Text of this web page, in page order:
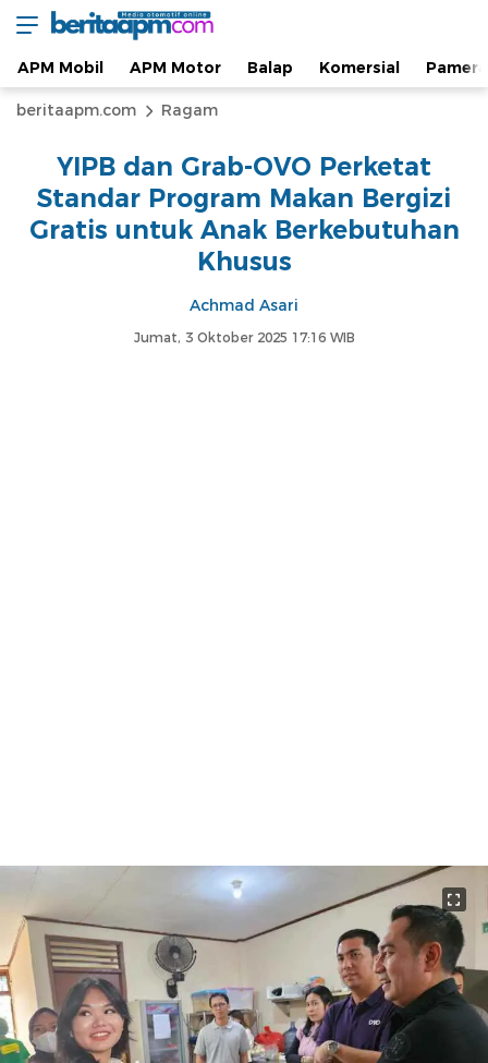
beritaapm.com
Berita Otomotif dan Informasi APM Otomotif
APM Mobil APM Motor Balap Komersial
beritaapm.com Ragam
YIPB dan Grab-OVO Perketat
Standar Program Makan Bergizi
Gratis untuk Anak Berkebutuhan
Khusus
Achmad Asari
Jumat, 3 Oktober 2025 17:16 WIB